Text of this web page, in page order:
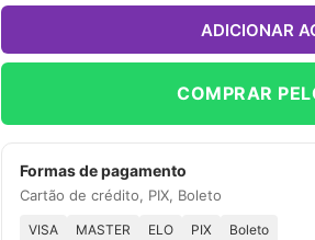
ADICIONAR
COMPRAR
Formas de pagamento
Cartão de crédito, PIX, Boleto
VISA MASTER ELO PIX Boleto